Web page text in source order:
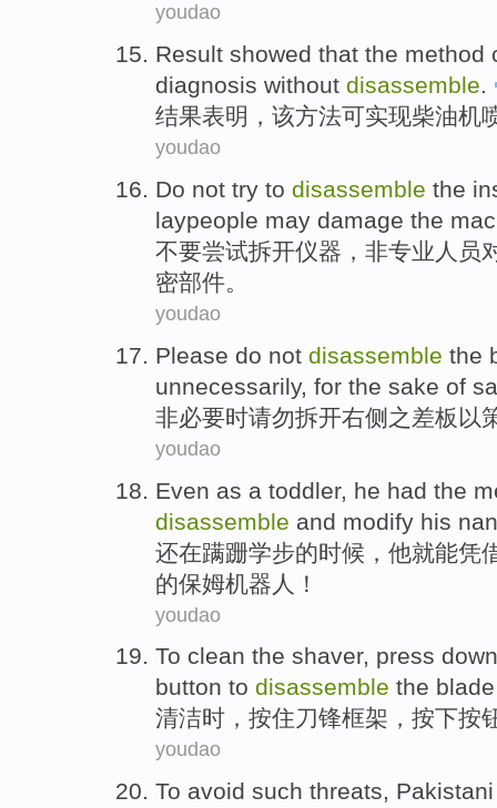
youdao
Result showed that the method
diagnosis without disassemble.
结果表明 ， 该方法可实现柴油机
youdao
Do not try to disassemble the
laypeople may damage the
不要尝试拆开仪器 ，非专业 人员
密部件。
youdao
Please do not disassemble the
unnecessarily, for the sake of
非必要时请勿拆开右侧 之差板 以
youdao
Even as a toddler, he had the
disassemble and modify his
还在蹒跚学步的时候， 他就能凭
的保姆机器人！
youdao
To clean the shaver, press
button to disassemble the
清洁时， 按住刀锋框架 ，按下按
youdao
To avoid such threats, Pakistani